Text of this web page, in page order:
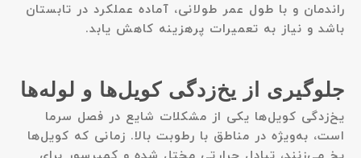
راندمان و با طول عمر طولانی، آماده عملکرد در تابستان
باشد و نیاز به تعمیرات پرهزینه کاهش یابد.
جلوگیری از یخ‌زدگی کویل‌ها و لوله‌ها
یخ‌زدگی کویل‌ها یکی از مشکلات شایع در فصل سرما
است، به‌ویژه در مناطق با رطوبت بالا. زمانی که کویل‌ها